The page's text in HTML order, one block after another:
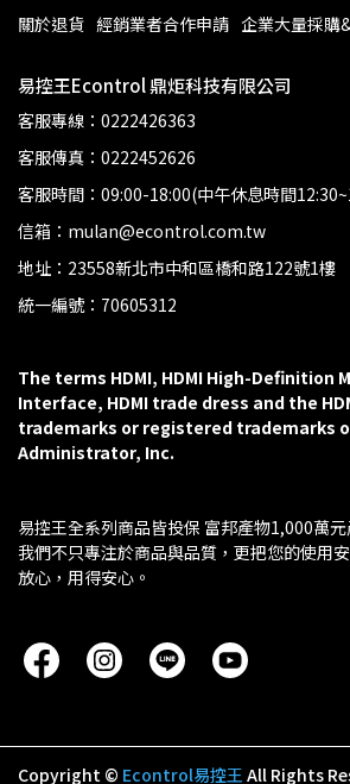
關於退貨 經銷業者合作申請 企業大量採購
易控王Econtrol 鼎炬科技有限公司
客服專線：0222426363
客服傳真：0222452626
客服時間：09:00-18:00(中午休息時間
信箱：mulan@econtrol.com.tw
地址：23558新北市中和區橋和路122號1樓
統一編號：70605312
The terms HDMI, HDMI High-Definition
Interface, HDMI trade dress and the
trademarks or registered trademarks
Administrator, Inc.
易控王全系列商品皆投保 富邦產物1,000萬元
我們不只專注於商品與品質，更把您的使用
放心，用得安心。
Copyright © Econtrol易控王 All Rights